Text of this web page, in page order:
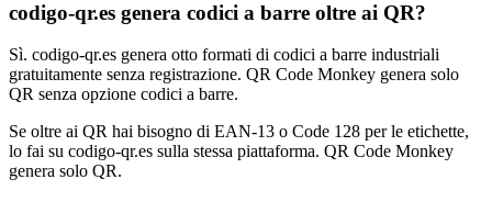
codigo-qr.es genera codici a barre oltre ai QR?
Sì. codigo-qr.es genera otto formati di codici a barre industriali
gratuitamente senza registrazione. QR Code Monkey genera solo
QR senza opzione codici a barre.
Se oltre ai QR hai bisogno di EAN-13 o Code 128 per le etichette,
lo fai su codigo-qr.es sulla stessa piattaforma. QR Code Monkey
genera solo QR.